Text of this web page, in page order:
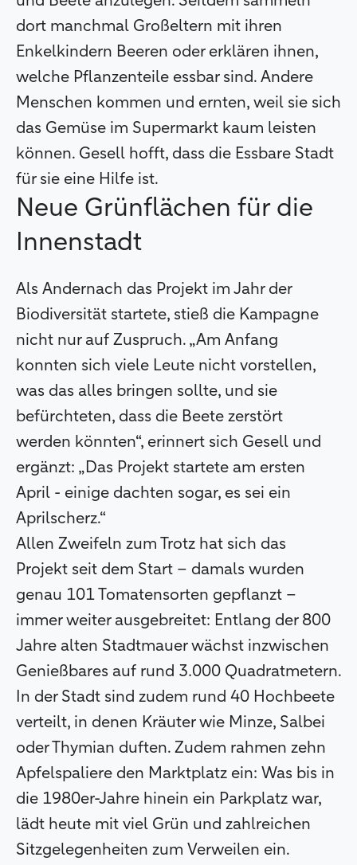
dort manchmal Großeltern mit ihren
Enkelkindern Beeren oder erklären ihnen,
welche Pflanzenteile essbar sind. Andere
Menschen kommen und ernten, weil sie sich
das Gemüse im Supermarkt kaum leisten
können. Gesell hofft, dass die Essbare Stadt
für sie eine Hilfe ist.
Neue Grünflächen für die
Innenstadt
Als Andernach das Projekt im Jahr der
Biodiversität startete, stieß die Kampagne
nicht nur auf Zuspruch. „Am Anfang
konnten sich viele Leute nicht vorstellen,
was das alles bringen sollte, und sie
befürchteten, dass die Beete zerstört
werden könnten“, erinnert sich Gesell und
ergänzt: „Das Projekt startete am ersten
April - einige dachten sogar, es sei ein
Aprilscherz.“
Allen Zweifeln zum Trotz hat sich das
Projekt seit dem Start – damals wurden
genau 101 Tomatensorten gepflanzt –
immer weiter ausgebreitet: Entlang der 800
Jahre alten Stadtmauer wächst inzwischen
Genießbares auf rund 3.000 Quadratmetern.
In der Stadt sind zudem rund 40 Hochbeete
verteilt, in denen Kräuter wie Minze, Salbei
oder Thymian duften. Zudem rahmen zehn
Apfelspaliere den Marktplatz ein: Was bis in
die 1980er-Jahre hinein ein Parkplatz war,
lädt heute mit viel Grün und zahlreichen
Sitzgelegenheiten zum Verweilen ein.